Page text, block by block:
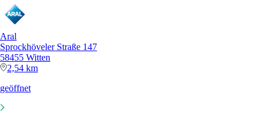
Aral
Sprockhöveler Straße 147
58455 Witten
2,54 km
geöffnet